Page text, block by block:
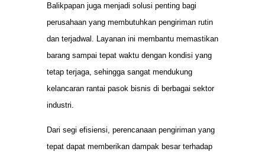
Balikpapan juga menjadi solusi penting bagi
perusahaan yang membutuhkan pengiriman rutin
dan terjadwal. Layanan ini membantu memastikan
barang sampai tepat waktu dengan kondisi yang
tetap terjaga, sehingga sangat mendukung
kelancaran rantai pasok bisnis di berbagai sektor
industri.
Dari segi efisiensi, perencanaan pengiriman yang
tepat dapat memberikan dampak besar terhadap